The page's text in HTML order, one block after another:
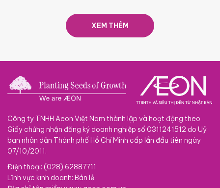
XEM THÊM
Công ty TNHH Aeon Việt Nam thành lập và hoạt động theo
Giấy chứng nhận đăng ký doanh nghiệp số 0311241512 do Uỷ
ban nhân dân Thành phố Hồ Chí Minh cấp lần đầu tiên ngày
07/10/2011.
Điện thoại: (028) 62887711
Lĩnh vực kinh doanh: Bán lẻ